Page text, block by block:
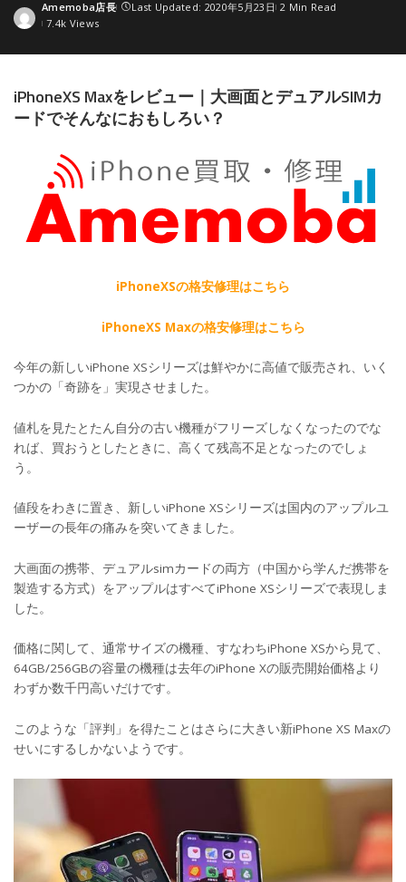
Posted
by
Amemoba店長 Last Updated: 2020年5月23日 2 Min Read
7.4k Views
iPhoneXS Maxをレビュー｜大画面とデュアルSIMカ
ードでそんなにおもしろい？
iPhoneXSの格安修理はこちら
iPhoneXS Maxの格安修理はこちら
今年の新しいiPhone XSシリーズは鮮やかに高値で販売され、いく
つかの「奇跡を」実現させました。
値札を見たとたん自分の古い機種がフリーズしなくなったのでな
れば、買おうとしたときに、高くて残高不足となったのでしょ
う。
値段をわきに置き、新しいiPhone XSシリーズは国内のアップルユ
ーザーの長年の痛みを突いてきました。
大画面の携帯、デュアルsimカードの両方（中国から学んだ携帯を
製造する方式）をアップルはすべてiPhone XSシリーズで表現しま
した。
価格に関して、通常サイズの機種、すなわちiPhone XSから見て、
64GB/256GBの容量の機種は去年のiPhone Xの販売開始価格より
わずか数千円高いだけです。
このような「評判」を得たことはさらに大きい新iPhone XS Maxの
せいにするしかないようです。